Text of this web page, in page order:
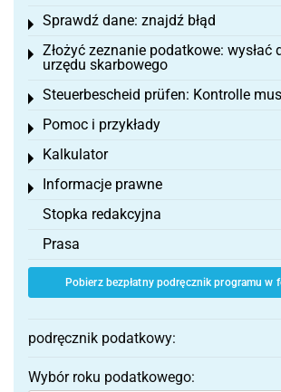
Sprawdź dane: znajdź błąd
Toggle menu
Złożyć zeznanie podatkowe: wysłać
urzędu skarbowego
Toggle menu
Steuerbescheid prüfen: Kontrolle
Toggle menu
Pomoc i przykłady
Toggle menu
Kalkulator
Toggle menu
Informacje prawne
Toggle menu
Stopka redakcyjna
Prasa
Pobierz bezpłatny podręcznik programu w
podręcznik podatkowy:
Wybór roku podatkowego: